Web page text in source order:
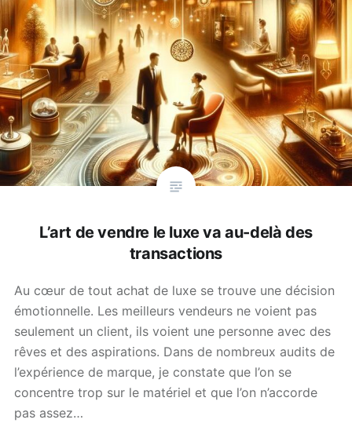
L’art de vendre le luxe va au-delà des
transactions
Au cœur de tout achat de luxe se trouve une décision
émotionnelle. Les meilleurs vendeurs ne voient pas
seulement un client, ils voient une personne avec des
rêves et des aspirations. Dans de nombreux audits de
l’expérience de marque, je constate que l’on se
concentre trop sur le matériel et que l’on n’accorde
pas assez…